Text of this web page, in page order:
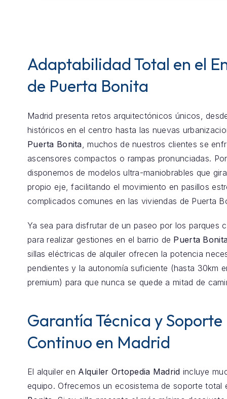
Adaptabilidad Total en el
de Puerta Bonita
Madrid presenta retos arquitectónicos únicos,
históricos en el centro hasta las nuevas
Puerta Bonita , muchos de nuestros clientes se
ascensores compactos o rampas pronunciadas.
disponemos de modelos ultra-maniobrables que
propio eje, facilitando el movimiento en pasillos
complicados comunes en las viviendas de Puerta
Ya sea para disfrutar de un paseo por los parques
para realizar gestiones en el barrio de Puerta
sillas eléctricas de alquiler ofrecen la potencia
pendientes y la autonomía suficiente (hasta 30km
premium) para que nunca se quede a mitad de
Garantía Técnica y Soporte
Continuo en Madrid
El alquiler en Alquiler Ortopedia Madrid incluye
equipo. Ofrecemos un ecosistema de soporte total